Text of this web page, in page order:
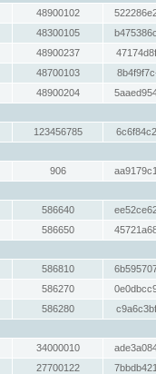
48900102
48300105
48900237
48700103
48900204
123456785
906
586640
586650
586810
586270
586280
34000010
27700122